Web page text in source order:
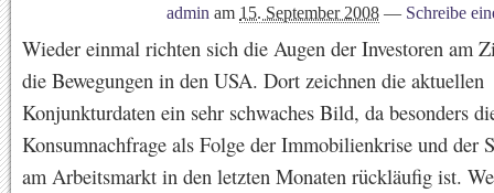
admin am 15. September 2008 — Schreibe
Wieder einmal richten sich die Augen der Investoren am
die Bewegungen in den USA. Dort zeichnen die aktuellen
Konjunkturdaten ein sehr schwaches Bild, da besonders
Konsumnachfrage als Folge der Immobilienkrise und der
am Arbeitsmarkt in den letzten Monaten rückläufig ist.